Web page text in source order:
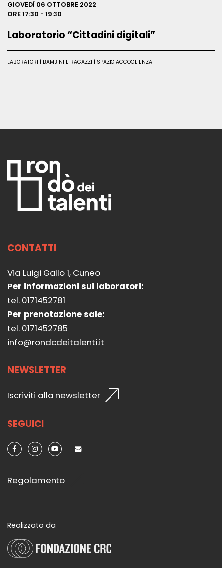
GIOVEDÌ 06 OTTOBRE 2022
ORE 17:30 - 19:30
Laboratorio “Cittadini digitali”
LABORATORI | BAMBINI E RAGAZZI | SPAZIO ACCOGLIENZA
CONTATTI
Via Luigi Gallo 1, Cuneo
Per informazioni sui laboratori:
tel. 0171452781
Per prenotazione sale:
tel. 0171452785
info@rondodeitalenti.it
NEWSLETTER
Iscriviti alla newsletter
SEGUICI
Regolamento
Realizzato da